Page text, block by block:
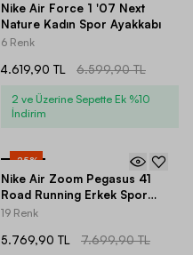
Nike Air Force 1 '07 Next
Nature Kadın Spor Ayakkabı
6 Renk
4.619,90 TL 6.599,90 TL
2 ve Üzerine Sepette Ek %10
İndirim
-25%
Nike Air Zoom Pegasus 41
Road Running Erkek Spor
Ayakkabı
19 Renk
5.769,90 TL 7.699,90 TL